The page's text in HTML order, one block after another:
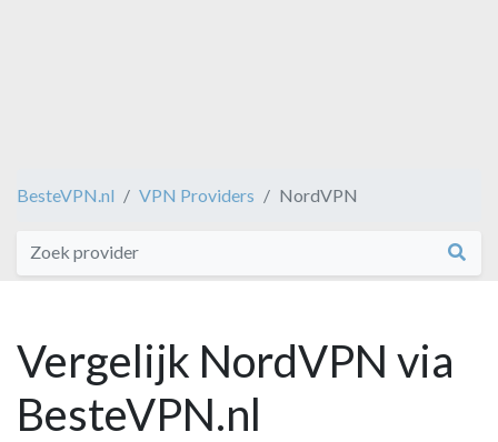
BesteVPN.nl VPN Providers NordVPN
Vergelijk NordVPN via
BesteVPN.nl